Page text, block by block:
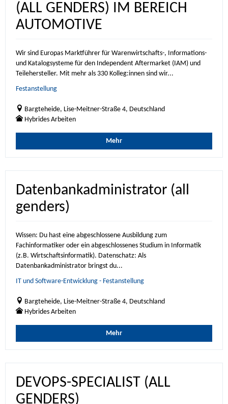
(ALL GENDERS) IM BEREICH
AUTOMOTIVE
Wir sind Europas Marktführer für Warenwirtschafts-, Informations-
und Katalogsysteme für den Independent Aftermarket (IAM) und
Teilehersteller. Mit mehr als 330 Kolleg:innen sind wir...
Festanstellung
Bargteheide, Lise-Meitner-Straße 4, Deutschland
Hybrides Arbeiten
Mehr
Datenbankadministrator (all
genders)
Wissen: Du hast eine abgeschlossene Ausbildung zum
Fachinformatiker oder ein abgeschlossenes Studium in Informatik
(z.B. Wirtschaftsinformatik). Datenschatz: Als
Datenbankadministrator bringst du...
IT und Software-Entwicklung - Festanstellung
Bargteheide, Lise-Meitner-Straße 4, Deutschland
Hybrides Arbeiten
Mehr
DEVOPS-SPECIALIST (ALL
GENDERS)